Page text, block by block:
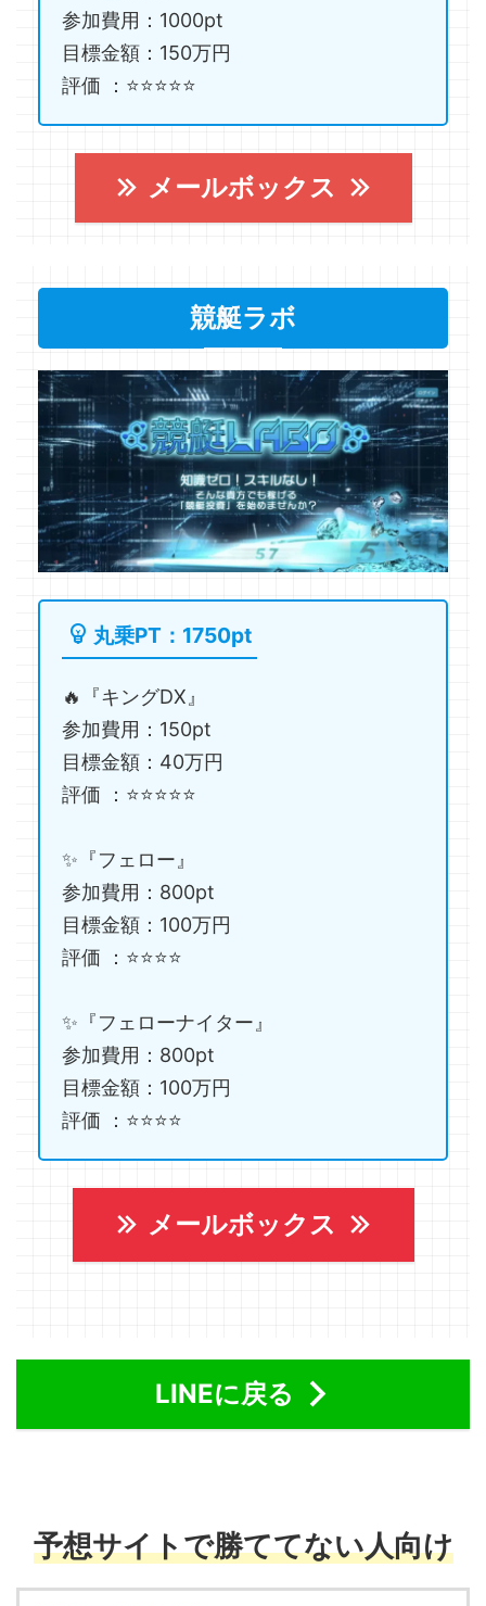
参加費用：1000pt
目標金額：150万円
評価 ：⭐️⭐️⭐️⭐️⭐️
メールボックス
競艇ラボ
丸乗PT：1750pt
🔥『キングDX』
参加費用：150pt
目標金額：40万円
評価 ：⭐️⭐️⭐️⭐️⭐️
✨『フェロー』
参加費用：800pt
目標金額：100万円
評価 ：⭐️⭐️⭐️⭐️
✨『フェローナイター』
参加費用：800pt
目標金額：100万円
評価 ：⭐️⭐️⭐️⭐️
メールボックス
LINEに戻る
予想サイトで勝ててない人向け